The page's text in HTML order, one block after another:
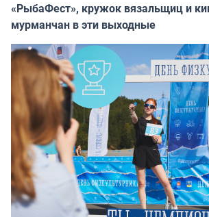
«РыбаФест», кружок вязальщиц и
мурманчан в эти выходные